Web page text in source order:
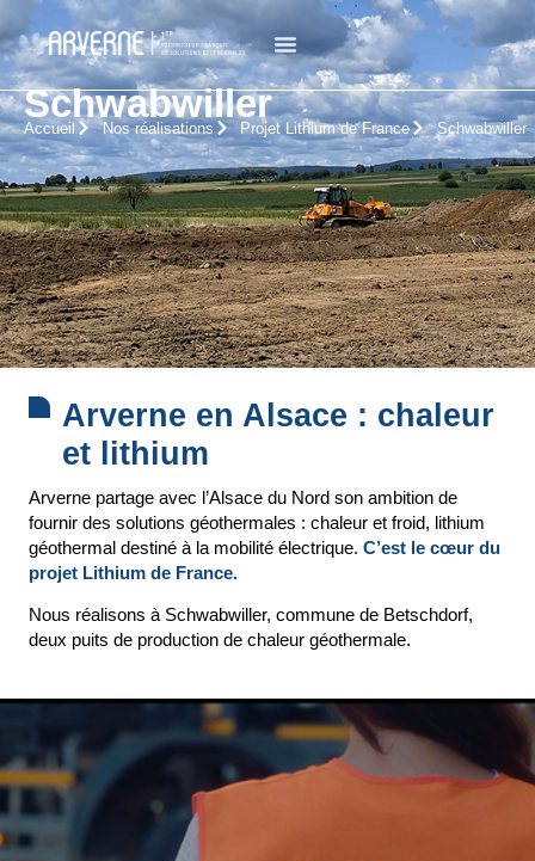
Schwabwiller
Accueil Nos réalisations Projet Lithium de France Schwabwiller
Arverne en Alsace : chaleur
et lithium
Arverne partage avec l’Alsace du Nord son ambition de
fournir des solutions géothermales : chaleur et froid, lithium
géothermal destiné à la mobilité électrique. C’est le cœur du
projet Lithium de France.
Nous réalisons à Schwabwiller, commune de Betschdorf,
deux puits de production de chaleur géothermale.